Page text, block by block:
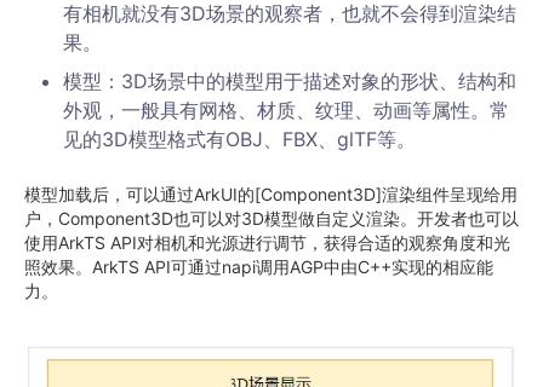
有相机就没有3D场景的观察者，也就不会得到渲染结
果。
模型：3D场景中的模型用于描述对象的形状、结构和
外观，一般具有网格、材质、纹理、动画等属性。常
见的3D模型格式有OBJ、FBX、glTF等。
模型加载后，可以通过ArkUI的[Component3D]渲染组件呈现给用
户，Component3D也可以对3D模型做自定义渲染。开发者也可以
使用ArkTS API对相机和光源进行调节，获得合适的观察角度和光
照效果。ArkTS API可通过napi调用AGP中由C++实现的相应能
力。